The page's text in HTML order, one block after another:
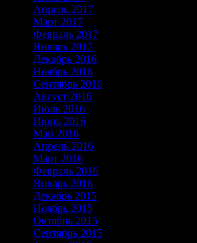
Апрель 2017
Март 2017
Февраль 2017
Январь 2017
Декабрь 2016
Ноябрь 2016
Сентябрь 2016
Август 2016
Июль 2016
Июнь 2016
Май 2016
Апрель 2016
Март 2016
Февраль 2016
Январь 2016
Декабрь 2015
Ноябрь 2015
Октябрь 2015
Сентябрь 2015